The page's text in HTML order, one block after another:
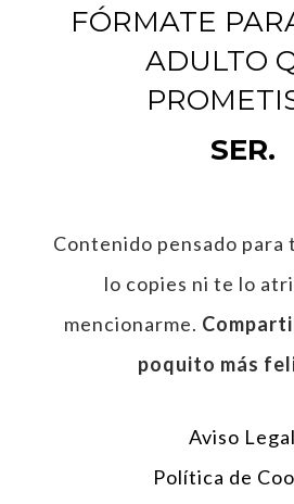
FÓRMATE
ADULTO
SER.
Contenido pensado para
lo copies ni te lo
mencionarme.
poquito más
Aviso Legal
Política de